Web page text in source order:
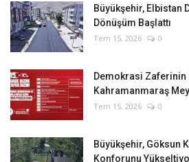
Büyükşehir, Elbistan
Dönüşüm Başlattı
Tem 15, 2026 0
Demokrasi Zaferinin
Kahramanmaraş
Tem 15, 2026 0
Büyükşehir, Göksun
Konforunu